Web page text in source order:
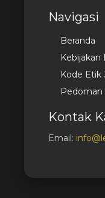
Navigasi
Beranda
Kebijakan
Kode Etik
Pedoman
Kontak
Email: